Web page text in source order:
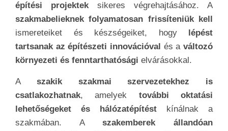
építési projekteksikeres végrehajtásához. A
szakmabelieknek folyamatosan frissíteniük kell
ismereteiket és készségeiket, hogy lépést
tartsanak az építészeti innovációval és a változó
környezeti és fenntarthatósági elvárásokkal.
A szakik szakmai szervezetekhez is
csatlakozhatnak, amelyek további oktatási
lehetőségeket és hálózatépítést kínálnak a
szakmában. Aszakemberek állandóan